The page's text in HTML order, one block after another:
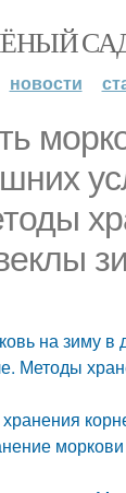
новости
на зиму
Методы